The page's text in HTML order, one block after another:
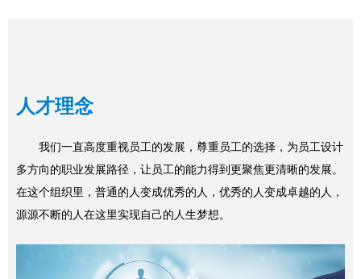
人才理念
我们一直高度重视员工的发展，尊重员工的选择，为员工设计
多方向的职业发展路径，让员工的能力得到更聚焦更清晰的发展。
在这个组织里，普通的人变成优秀的人，优秀的人变成卓越的人，
源源不断的人在这里实现自己的人生梦想。